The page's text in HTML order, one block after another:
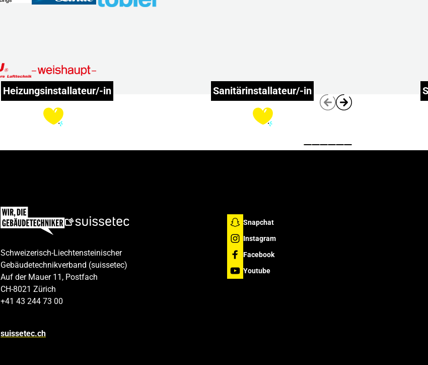
Heizungsinstallateur/-in
Sanitärinstallateur/-in
Schweizerisch-Liechtensteinischer
Gebäudetechnikverband (suissetec)
Auf der Mauer 11, Postfach
CH-8021 Zürich
+41 43 244 73 00
suissetec.ch
Snapchat
Instagram
Facebook
Youtube